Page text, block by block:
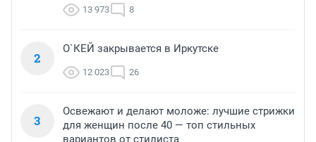
13 973 8
2
О`КЕЙ закрывается в Иркутске
12 023 26
3
Освежают и делают моложе: лучшие стрижки
для женщин после 40 — топ стильных
вариантов от стилиста